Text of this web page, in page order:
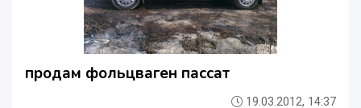
продам фольцваген пассат
19.03.2012, 14:37